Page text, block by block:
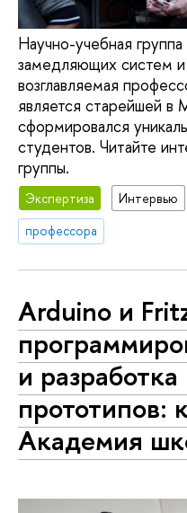
Научно-учебная
замедляющих систем
возглавляемая
является старейшей
сформировался
студентов. Читайте
группы.
Экспертиза
Интервью
профессора
Arduino и
и
прототипов:
Академия